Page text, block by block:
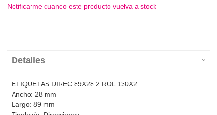
Notificarme cuando este producto vuelva a stock
Detalles
ETIQUETAS DIREC 89X28 2 ROL 130X2
Ancho: 28 mm
Largo: 89 mm